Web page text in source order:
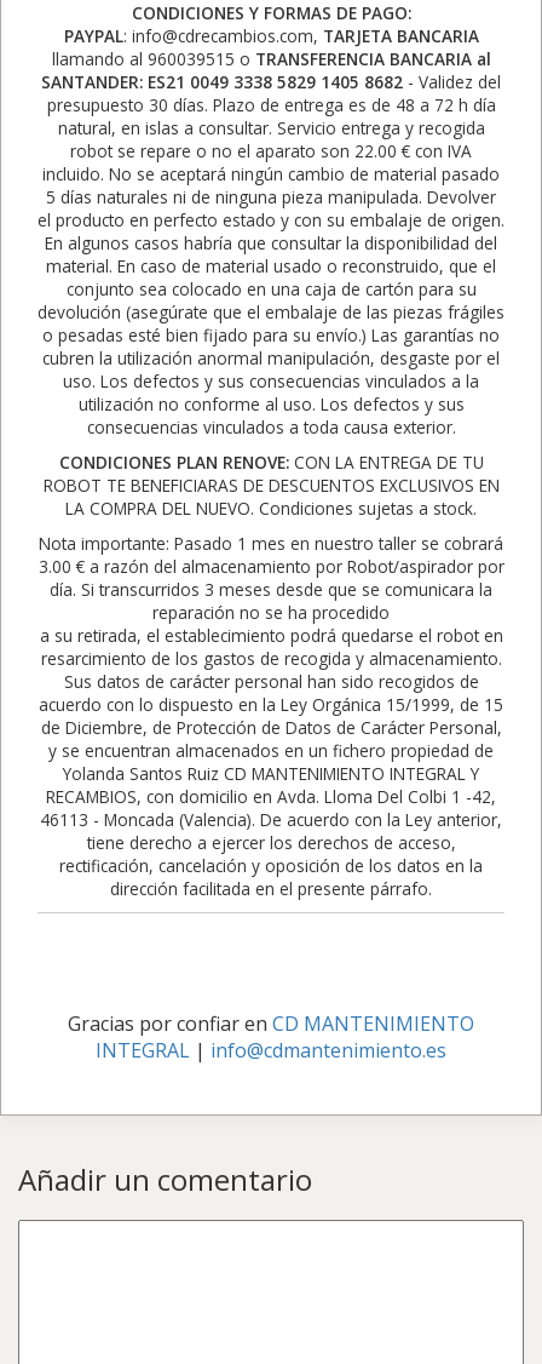
CONDICIONES Y FORMAS DE PAGO:
PAYPAL: info@cdrecambios.com, TARJETA BANCARIA
llamando al 960039515 o TRANSFERENCIA BANCARIA al
SANTANDER: ES21 0049 3338 5829 1405 8682 - Validez del
presupuesto 30 días. Plazo de entrega es de 48 a 72 h día
natural, en islas a consultar. Servicio entrega y recogida
robot se repare o no el aparato son 22.00 € con IVA
incluido. No se aceptará ningún cambio de material pasado
5 días naturales ni de ninguna pieza manipulada. Devolver
el producto en perfecto estado y con su embalaje de origen.
En algunos casos habría que consultar la disponibilidad del
material. En caso de material usado o reconstruido, que el
conjunto sea colocado en una caja de cartón para su
devolución (asegúrate que el embalaje de las piezas frágiles
o pesadas esté bien fijado para su envío.) Las garantías no
cubren la utilización anormal manipulación, desgaste por el
uso. Los defectos y sus consecuencias vinculados a la
utilización no conforme al uso. Los defectos y sus
consecuencias vinculados a toda causa exterior.
CONDICIONES PLAN RENOVE:CON LA ENTREGA DE TU
ROBOT TE BENEFICIARAS DE DESCUENTOS EXCLUSIVOS EN
LA COMPRA DEL NUEVO. Condiciones sujetas a stock.
Nota importante: Pasado 1 mes en nuestro taller se cobrará
3.00 € a razón del almacenamiento por Robot/aspirador por
día. Si transcurridos 3 meses desde que se comunicara la
reparación no se ha procedido
a su retirada, el establecimiento podrá quedarse el robot en
resarcimiento de los gastos de recogida y almacenamiento.
Sus datos de carácter personal han sido recogidos de
acuerdo con lo dispuesto en la Ley Orgánica 15/1999, de 15
de Diciembre, de Protección de Datos de Carácter Personal,
y se encuentran almacenados en un fichero propiedad de
Yolanda Santos Ruiz CD MANTENIMIENTO INTEGRAL Y
RECAMBIOS, con domicilio en Avda. Lloma Del Colbi 1 -42,
46113 - Moncada (Valencia). De acuerdo con la Ley anterior,
tiene derecho a ejercer los derechos de acceso,
rectificación, cancelación y oposición de los datos en la
dirección facilitada en el presente párrafo.
Gracias por confiar en CD MANTENIMIENTO
INTEGRAL | info@cdmantenimiento.es
Añadir un comentario